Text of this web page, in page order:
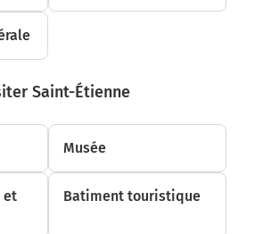
Saint-Étienne
Musée
et
Batiment touristique